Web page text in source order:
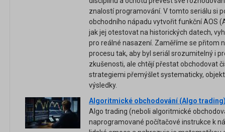
znalostí programování. V tomto seriálu si
obchodního nápadu vytvořit funkční AOS
jak jej otestovat na historických datech,
pro reálné nasazení. Zaměříme se přitom
procesu tak, aby byl seriál srozumitelný i
zkušenosti, ale chtějí přestat obchodovat
strategiemi přemýšlet systematicky,
výsledky.
Algoritmické obchodování (Algo
Algo trading (neboli algoritmické
naprogramované počítačové instrukce k